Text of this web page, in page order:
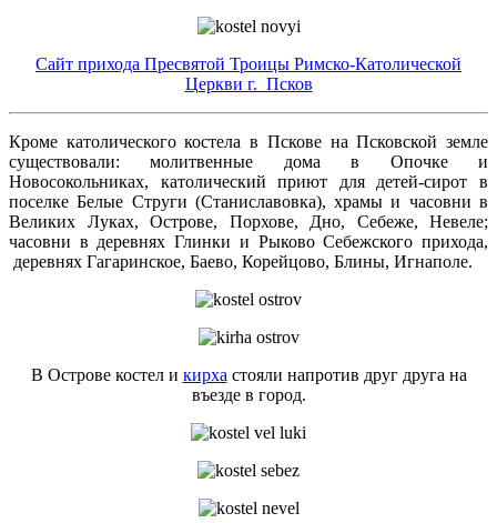
Сайт прихода Пресвятой Троицы Римско-Католической
Церкви г. Псков
Кроме католического костела в Пскове на Псковской земле
существовали: молитвенные дома в Опочке и
Новосокольниках, католический приют для детей-сирот в
поселке Белые Струги (Станиславовка), храмы и часовни в
Великих Луках, Острове, Порхове, Дно, Себеже, Невеле;
часовни в деревнях Глинки и Рыково Себежского прихода,
деревнях Гагаринское, Баево, Корейцово, Блины, Игнаполе.
В Острове костел и кирха стояли напротив друг друга на
въезде в город.